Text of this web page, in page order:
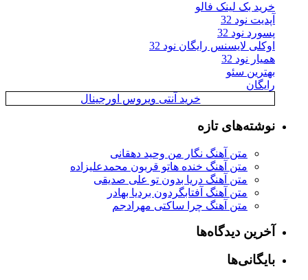
خرید بک لینک فالو
آپدیت نود 32
پسورد نود 32
اوکلی لایسنس رایگان نود 32
همیار نود 32
بهترین سئو
رایگان
خرید آنتی ویروس اورجینال
نوشته‌های تازه
متن آهنگ نگار من وحید دهقانی
متن آهنگ خنده هاتو قربون محمدعلیزاده
متن آهنگ دریا بدون تو علی صدیقی
متن آهنگ آفتابگردون بردیا بهادر
متن آهنگ چرا ساکتی مهرادجم
آخرین دیدگاه‌ها
بایگانی‌ها